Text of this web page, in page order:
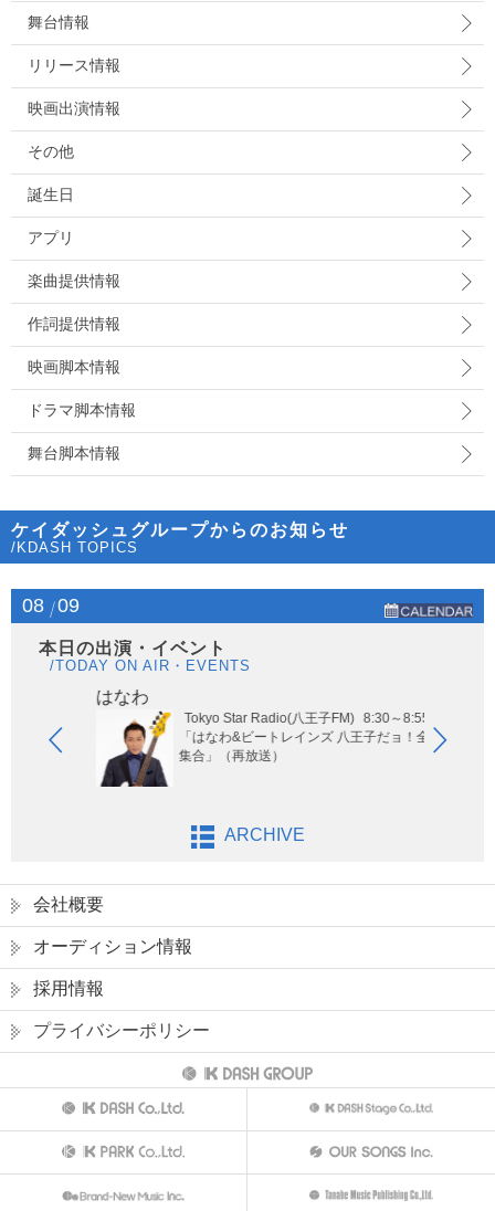
舞台情報
リリース情報
映画出演情報
その他
誕生日
アプリ
楽曲提供情報
作詞提供情報
映画脚本情報
ドラマ脚本情報
舞台脚本情報
ケイダッシュグループからのお知らせ
/KDASH TOPICS
08 09
本日の出演・イベント
/TODAY ON AIR・EVENTS
はなわ
Tokyo Star Radio(八王子FM)
8:30～8:55
「はなわ&ビートレインズ 八王子だョ！全員
集合」（再放送）
ARCHIVE
会社概要
オーディション情報
採用情報
プライバシーポリシー